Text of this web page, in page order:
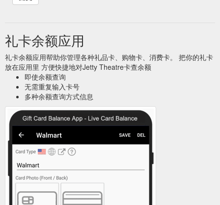
礼卡余额应用
礼卡余额应用帮助你管理各种礼品卡、购物卡、消费卡。 把你的礼卡
放在应用里 方便快捷地对Jetty Theatre卡查余额
即使余额查询
无需重复输入卡号
多种余额查询方式信息